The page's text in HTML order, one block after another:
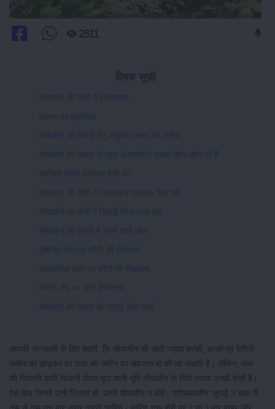
2511
सोयाबीन की खेती में बीजोपचार
कल्चर का इस्तेमाल
सोयाबीन की बिजाई हेतु समुचित वक्त और तरीका
सोयाबीन की फसल के साथ अंतरवर्तीय फसलें कौन-कौन सी हैं
समन्वित पोषण प्रबंधन कैसे करें
सोयाबीन की खेती में खरपतवार प्रबंधन कैसे करें
सोयाबीन की खेती में सिंचाई किस तरह करें
सोयाबीन की फसल में लगने वाले कीट
कृषिगत स्तर पर कीटों की रोकथाम
रासायनिक स्तर पर कीटों की रोकथाम
जैविक तौर पर कीट नियंत्रण
सोयाबीन की फसल की कटाई और गहाई
आपकी जानकारी के लिए बतादें, कि सोयाबीन की खेती ज्यादा हल्की, हल्की एवं रेतीली
जमीन को छोड़कर हर तरह की जमीन पर सहजता से की जा सकती है। लेकिन, जल
की निकासी वाली चिकनी दोमट मृदा वाली भूमि सोयाबीन के लिये ज्यादा अच्छी होती है।
ऐसे खेत जिनमें पानी टिकता हो, उनमें सोयाबीन न बोऐं। ग्रीष्मकालीन जुताई 3 साल में